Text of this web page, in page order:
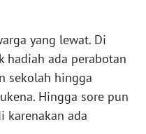
yang lewat. Di
hadiah ada perabotan
sekolah hingga
Hingga sore pun
karenakan ada